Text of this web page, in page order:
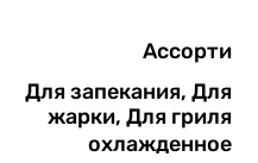
Ассорти
Для запекания, Для
жарки, Для гриля
охлажденное